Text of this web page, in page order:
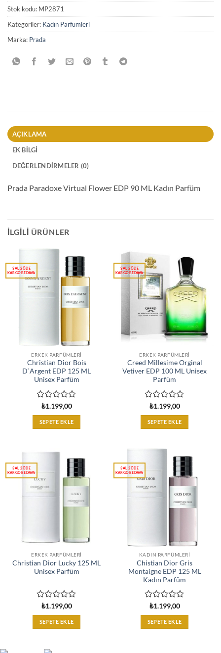
Stok kodu: MP2871
Kategoriler: Kadın Parfümleri
Marka: Prada
AÇIKLAMA
EK BILGI
DEĞERLENDIRMELER (0)
Prada Paradoxe Virtual Flower EDP 90 ML Kadın Parfüm
İLGILI ÜRÜNLER
ERKEK PARFÜMLERI
Christian Dior Bois
D`Argent EDP 125 ML
Unisex Parfüm
üzerinden
0
oy
₺1.199,00
SEPETE EKLE
ERKEK PARFÜMLERI
Creed Millesime Orginal
Vetiver EDP 100 ML Unisex
Parfüm
üzerinden
0
oy
₺1.199,00
SEPETE EKLE
ERKEK PARFÜMLERI
Christian Dior Lucky 125 ML
Unisex Parfüm
üzerinden
0
oy
₺1.199,00
SEPETE EKLE
KADIN PARFÜMLERI
Chistian Dior Gris
Montaigne EDP 125 ML
Kadın Parfüm
üzerinden
0
oy
₺1.199,00
SEPETE EKLE